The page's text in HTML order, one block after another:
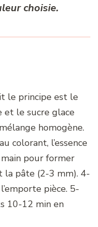
choisie.
le principe est le
et le sucre glace
homogène.
colorant, l’essence
pour former
la pâte (2-3 mm). 4-
pièce. 5-
10-12 min en